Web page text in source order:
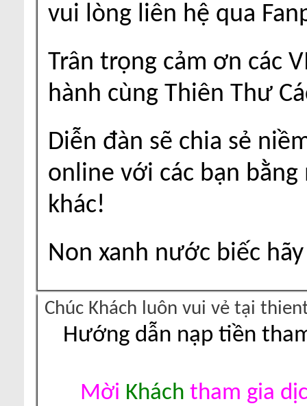
vui lòng liên hệ qua
Trân trọng cảm ơn các
hành cùng Thiên Thư
Diễn đàn sẽ chia sẻ
online với các bạn
khác!
Non xanh nước biếc
Chúc Khách luôn vui vẻ tại
Hướng dẫn nạp tiền
Mời Khách tham gia